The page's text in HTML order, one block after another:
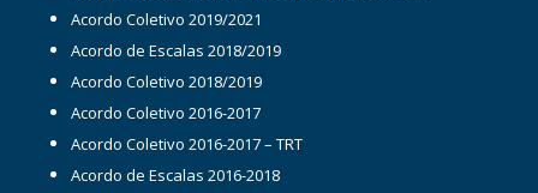
Acordo Coletivo 2019/2021
Acordo de Escalas 2018/2019
Acordo Coletivo 2018/2019
Acordo Coletivo 2016-2017
Acordo Coletivo 2016-2017 – TRT
Acordo de Escalas 2016-2018